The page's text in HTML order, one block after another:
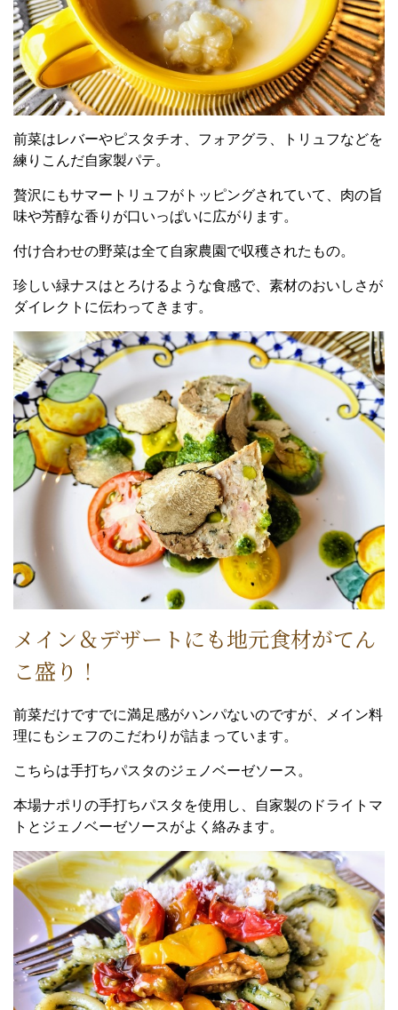
前菜はレバーやピスタチオ、フォアグラ、トリュフなどを
練りこんだ自家製パテ。
贅沢にもサマートリュフがトッピングされていて、肉の旨
味や芳醇な香りが口いっぱいに広がります。
付け合わせの野菜は全て自家農園で収穫されたもの。
珍しい緑ナスはとろけるような食感で、素材のおいしさが
ダイレクトに伝わってきます。
メイン＆デザートにも地元食材がてん
こ盛り！
前菜だけですでに満足感がハンパないのですが、メイン料
理にもシェフのこだわりが詰まっています。
こちらは手打ちパスタのジェノベーゼソース。
本場ナポリの手打ちパスタを使用し、自家製のドライトマ
トとジェノベーゼソースがよく絡みます。